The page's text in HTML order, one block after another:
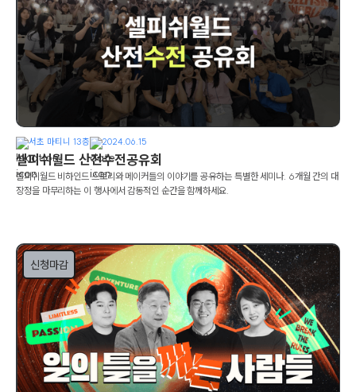
서초 마티니 13층 2024.06.15
셀피쉬월드 산전수전공유회
셀피쉬월드 비하인드 스토리와 메이커들의 이야기를 공유하는 특별한 세미나. 6개월 간의 대
장정을 마무리하는 이 행사에서 감동적인 순간을 함께하세요.
신청마감